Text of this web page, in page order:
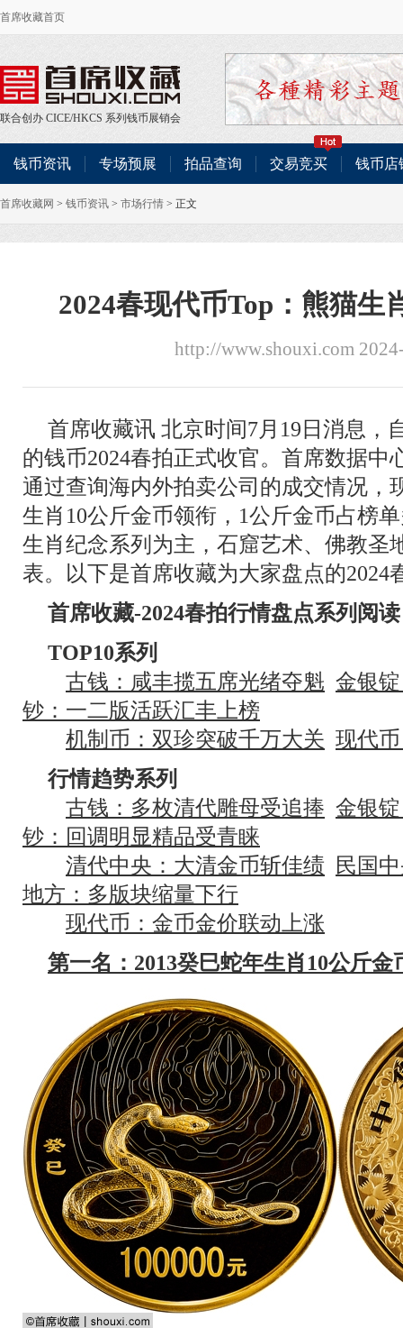
首席收藏首页
联合创办 CICE/HKCS 系列钱币展销会
钱币资讯 专场预展 拍品查询 交易竞买 钱币店
首席收藏网 > 钱币资讯 > 市场行情 > 正文
2024春现代币Top：熊猫生
http://www.shouxi.com
首席收藏讯 北京时间7月19日消息，
的钱币2024春拍正式收官。首席数据中
通过查询海内外拍卖公司的成交情况，
生肖10公斤金币领衔，1公斤金币占榜
生肖纪念系列为主，石窟艺术、佛教圣
表。以下是首席收藏为大家盘点的2024
首席收藏-2024春拍行情盘点系列阅读
TOP10系列
古钱：咸丰揽五席光绪夺魁 金银
钞：一二版活跃汇丰上榜
机制币：双珍突破千万大关 现代
行情趋势系列
古钱：多枚清代雕母受追捧 金银
钞：回调明显精品受青睐
清代中央：大清金币斩佳绩 民国
地方：多版块缩量下行
现代币：金币金价联动上涨
第一名：2013癸巳蛇年生肖10公斤金